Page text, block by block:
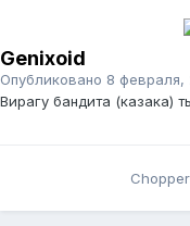
Genixoid
Опубликовано 8 февраля,
Вирагу бандита (казака)